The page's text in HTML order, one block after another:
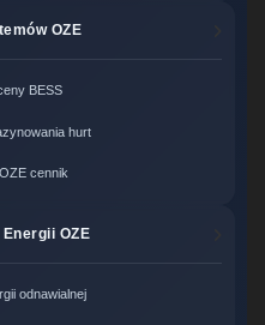
OZE
BESS
hurt
cennik
OZE
odnawialnej